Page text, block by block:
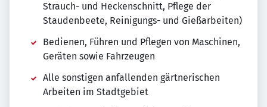
Strauch- und Heckenschnitt, Pflege der
Staudenbeete, Reinigungs- und Gießarbeiten)
Bedienen, Führen und Pflegen von Maschinen,
Geräten sowie Fahrzeugen
Alle sonstigen anfallenden gärtnerischen
Arbeiten im Stadtgebiet